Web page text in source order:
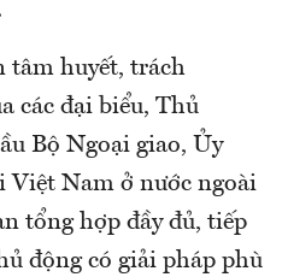
tâm huyết, trách
các đại biểu, Thủ
Bộ Ngoại giao, Ủy
Việt Nam ở nước ngoài
tổng hợp đầy đủ, tiếp
động có giải pháp phù